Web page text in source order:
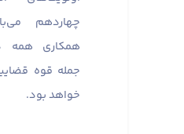
چهاردهم
همکاری همه
جمله قوه
خواهد بود.